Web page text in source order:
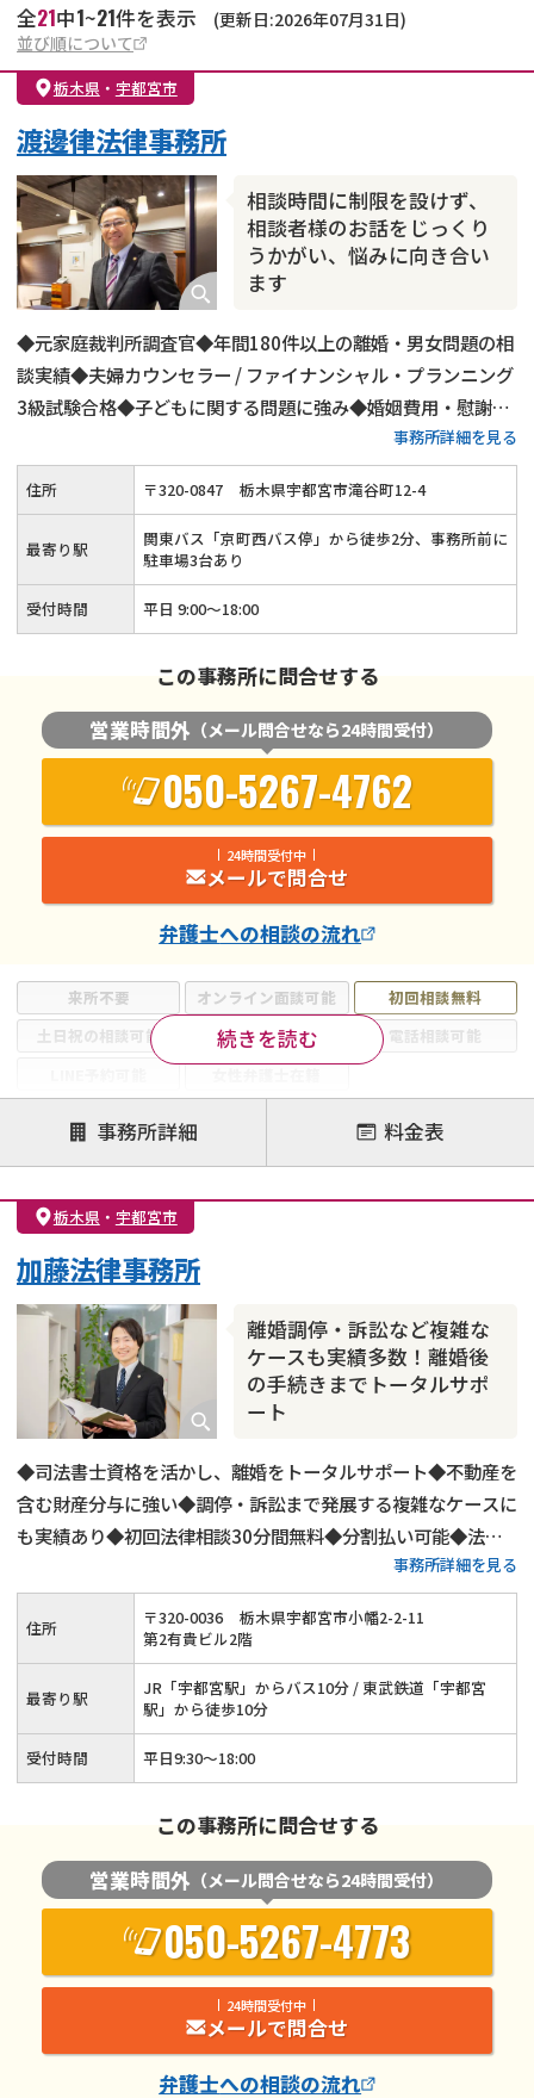
全21中1~21件を表示
(更新日:2026年07月31日)
並び順について
栃木県 ・ 宇都宮市
相談時間に制限を設けず、
相談者様のお話をじっくり
うかがい、悩みに向き合い
ます
渡邊律法律事務所
◆元家庭裁判所調査官◆年間180件以上の離婚・男女問題の相
談実績◆夫婦カウンセラー / ファイナンシャル・プランニング
3級試験合格◆子どもに関する問題に強み◆婚姻費用・慰謝料
請求もお任せください◆はじめの30分間相談無料◆関東バス
「京町西バス停」から徒歩2分
事務所詳細を見る
来所不要 オンライン面談可能
初回相談無料
土日祝の相談可能
19時以降電話可能
電話相談可能
注力案件
離婚前相談
離婚調停
離婚裁判
親権・面会交流権
DV
モラハラ
不貞・不倫慰謝料請求
財産分与
続きを読む
住所 〒320-0847 栃木県宇都宮市滝谷町12-4
最寄り駅
関東バス「京町西バス停」から徒歩2分、事務所前に
駐車場3台あり
受付時間 平日 9:00～18:00
この事務所に問合せする
営業時間外 （メール問合せなら24時間受付）
050-5267-4762
24時間受付中
メールで問合せ
弁護士への相談の流れ
事務所詳細 料金表
栃木県 ・ 宇都宮市
離婚調停・訴訟など複雑な
ケースも実績多数！離婚後
の手続きまでトータルサポ
ート
加藤法律事務所
◆司法書士資格を活かし、離婚をトータルサポート◆不動産を
含む財産分与に強い◆調停・訴訟まで発展する複雑なケースに
も実績あり◆初回法律相談30分間無料◆分割払い可能◆法テ
ラス利用も可能◆事前予約で土日祝日も対応◆東武宇都宮線宇
都宮駅から徒歩10分◆宇都宮市出身の弁護士が地元で開業
事務所詳細を見る
住所 〒320-0036
栃木県宇都宮市小幡2-2-11
第2有貴ビル2階
最寄り駅
JR「宇都宮駅」からバス10分 / 東武鉄道「宇都宮
駅」から徒歩10分
受付時間 平日9:30～18:00
この事務所に問合せする
営業時間外 （メール問合せなら24時間受付）
050-5267-4773
24時間受付中
メールで問合せ
弁護士への相談の流れ